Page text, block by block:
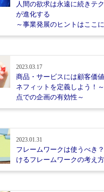
人間の欲求は永遠に続きテ
が進化する
～事業発展のヒントはここ
2023.03.17
商品・サービスには顧客価
ネフィットを定義しよう！
点での企画の有効性～
2023.01.31
フレームワークは使うべき
けるフレームワークの考え方